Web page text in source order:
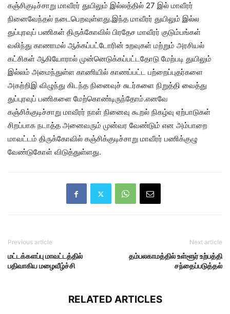
கஞ்சிகுடிச்சாறு மாவீரர் துயிலும் இல்லத்தில் 27 இல் மாவீரர்
நினைவேந்தல் நடைபெறவுள்ளது.இந்த மாவீரர் துயிலும் இல்ல
துப்புரவுப் பணிகள் திருக்கோவில் பிரதேச மாவீரர் குடும்பங்கள்
வலிந்து காணாமல் ஆக்கப்பட்டோரின் உறவுகள் மற்றும் அரசியல்
கட்சிகள் ஆகியோரால் முன்னெடுக்கப்பட்டதோடு மேற்படி துயிலும்
இல்லம் அமைந்துள்ள காணியில் காணப்பட்ட பற்றைப்புதர்களை
அகற்றிஇ விழுந்து கிடந்த நினைவுச் சுடர்களை நிறுத்தி வைத்து
துப்புரவுப் பணிகளை மேற்கொண்டிருந்தோம்.எனவே
கஞ்சிக்குடிச்சாறு மாவீரர் நாள் நினைவு கூறல் நிகழ்வு ஏற்பாடுகள்
சிறப்பாக நடாத்த அனைவரும் முன்வர வேண்டும் என அம்பாறை
மாவட்டம் திருக்கோவில் கஞ்சிக்குடிச்சாறு மாவீரர் பணிக்குழு
வேண்டுகோள் விடுத்துள்ளது.
Previous article
மட்டக்களப்பு மாவட்டத்தில்
பதிவாகிய மழைவீழ்ச்சி
Next article
தம்பலகாமத்தில் உள்ளூர் உற்பத்தி
சந்தைப்படுத்தல்
RELATED ARTICLES